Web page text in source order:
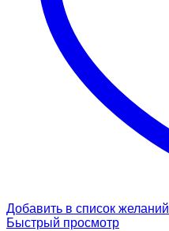
Добавить в список желаний
Быстрый просмотр